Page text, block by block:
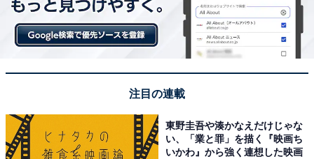
注目の連載
東野圭吾や湊かなえだけじゃな
い、「業と罪」を描く『映画ち
いかわ』から強く連想した映画